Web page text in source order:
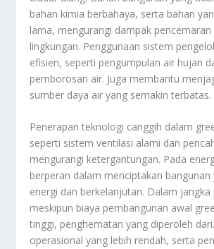
bahan kimia berbahaya, serta bahan
lama, mengurangi dampak pencemaran
lingkungan. Penggunaan sistem
efisien, seperti pengumpulan air hujan
pemborosan air. Juga membantu
sumber daya air yang semakin terbatas.
Penerapan teknologi canggih dalam
seperti sistem ventilasi alami dan
mengurangi ketergantungan. Pada
berperan dalam menciptakan
energi dan berkelanjutan. Dalam jangka
meskipun biaya pembangunan awal
tinggi, penghematan yang diperoleh
operasional yang lebih rendah, serta